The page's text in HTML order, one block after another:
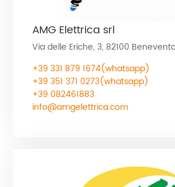
AMG Elettrica srl
Via delle Eriche, 3, 82100
+39 331 879 1674(whatsapp)
+39 351 371 0273(whatsapp)
+39 082461883
info@amgelettrica.com